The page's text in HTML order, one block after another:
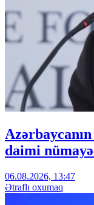
daimi
06.08.2026, 13:47
Ətraflı oxumaq